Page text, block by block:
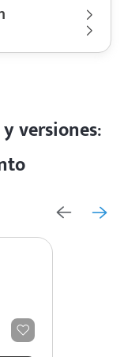
150,000 Km | 7 años
Lt Eléctrico | Hp. 214
BYDSealion 7
versiones: